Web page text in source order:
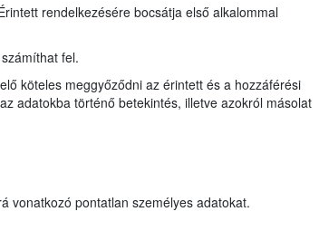
rendelkezésére bocsátja első alkalommal
fel.
köteles meggyőződni az érintett és a hozzáférési
adatokba történő betekintés, illetve azokról másolat
vonatkozó pontatlan személyes adatokat.